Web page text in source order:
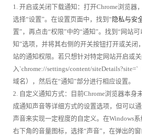
1. 开启或关闭下载通知：打开Chrome浏览器
选择“设置”。在设置页面中，找到“隐私与安
置”，再点击“权限”中的“通知”。找到“网站
知”选项，并将其右侧的开关按钮打开或关闭
站的通知权限。若只想针对特定网站开启或
入`chrome://settings/content/
域名），然后在“通知”部分进行相应设置。
2. 自定义通知方式：目前Chrome浏览器本身
成通知声音等详细方式的设置选项，但可以
声音来实现一定程度的自定义。在Windows
右下角的音量图标，选择“声音”，在弹出的